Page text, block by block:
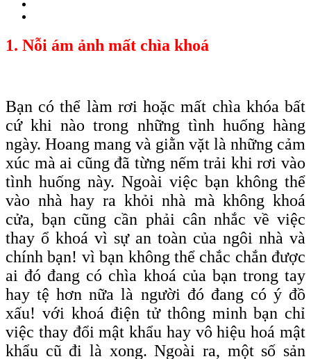
1. Nỗi ám ảnh mất chìa khoá
Bạn có thể làm rơi hoặc mất chìa khóabất
cứ khi nào trong những tình huống hàng
ngày. Hoang mang và giằn vặt là những cảm
xúc mà ai cũng đã từng nếm trải khi rơi vào
tình huống này. Ngoài việc bạn không thể
vào nhà hay ra khỏi nhà mà không khoá
cửa, bạn cũng cần phải cân nhắc về việc
thay ổ khoá vì sự an toàn của ngôi nhà và
chính bạn! vì bạn không thể chắc chắn được
ai đó đang có chìa khoá của bạn trong tay
hay tệ hơn nữa là người đó đang có ý đồ
xấu! với khoá điện tử thông minh bạn chỉ
việc thay đổi mật khẩu hay vô hiệu hoá mật
khẩu cũ đi là xong. Ngoài ra, một số sản